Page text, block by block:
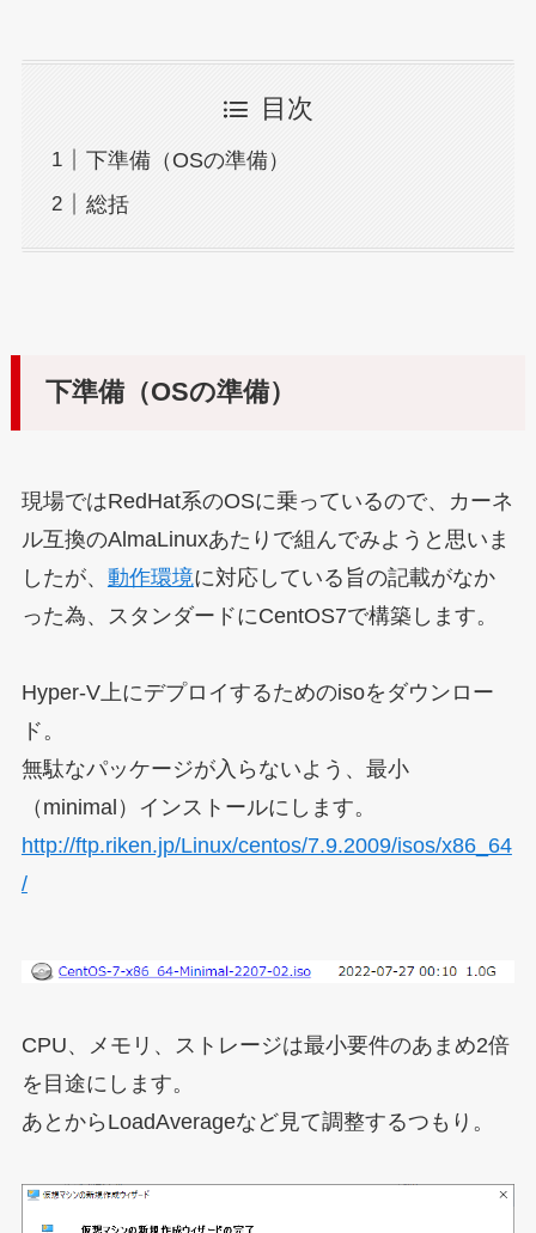
目次
下準備（OSの準備）
総括
下準備（OSの準備）
現場ではRedHat系のOSに乗っているので、カーネ
ル互換のAlmaLinuxあたりで組んでみようと思いま
したが、 動作環境に対応している旨の記載がなか
った為、スタンダードにCentOS7で構築します。
Hyper-V上にデプロイするためのisoをダウンロー
ド。
無駄なパッケージが入らないよう、最小
（minimal）インストールにします。
http://ftp.riken.jp/Linux/centos/7.9.2009/isos/x86_64
/
CPU、メモリ、ストレージは最小要件のあまめ2倍
を目途にします。
あとからLoadAverageなど見て調整するつもり。